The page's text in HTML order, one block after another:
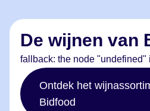
De wijnen van
fallback: the node "undefined"
Ontdek het
Bidfood